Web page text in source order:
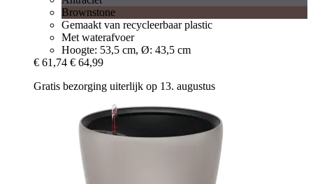
Brownstone
Gemaakt van recycleerbaar plastic
Met waterafvoer
Hoogte: 53,5 cm, Ø: 43,5 cm
€ 61,74 € 64,99
Gratis bezorging uiterlijk op 13. augustus